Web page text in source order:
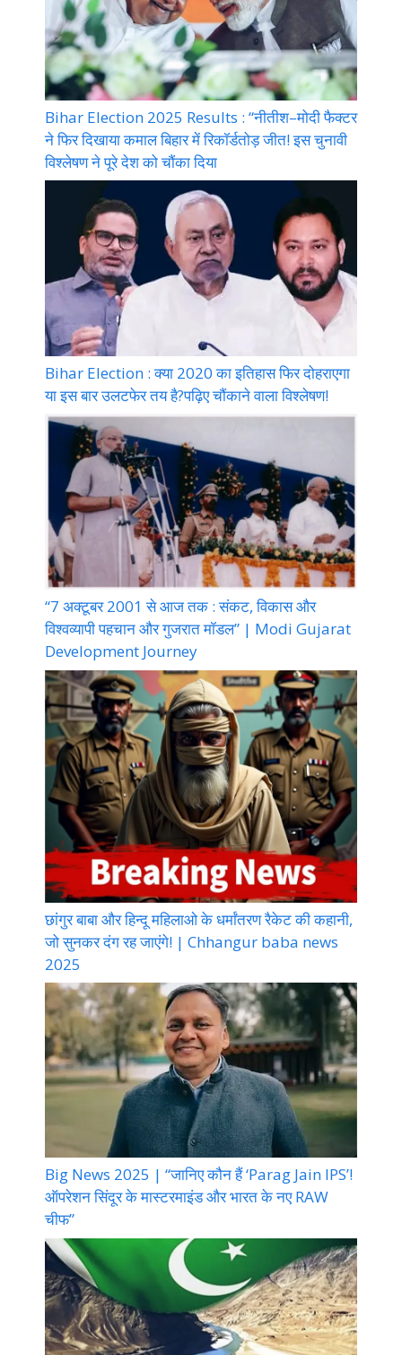
Bihar Election 2025 Results : “नीतीश–मोदी फैक्टर
ने फिर दिखाया कमाल बिहार में रिकॉर्डतोड़ जीत! इस चुनावी
विश्लेषण ने पूरे देश को चौंका दिया
Bihar Election : क्या 2020 का इतिहास फिर दोहराएगा
या इस बार उलटफेर तय है?पढ़िए चौंकाने वाला विश्लेषण!
“7 अक्टूबर 2001 से आज तक : संकट, विकास और
विश्वव्यापी पहचान और गुजरात मॉडल” | Modi Gujarat
Development Journey
छांगुर बाबा और हिन्दू महिलाओ के धर्मांतरण रैकेट की कहानी,
जो सुनकर दंग रह जाएंगे! | Chhangur baba news
2025
Big News 2025 | “जानिए कौन हैं ‘Parag Jain IPS’!
ऑपरेशन सिंदूर के मास्टरमाइंड और भारत के नए RAW
चीफ”